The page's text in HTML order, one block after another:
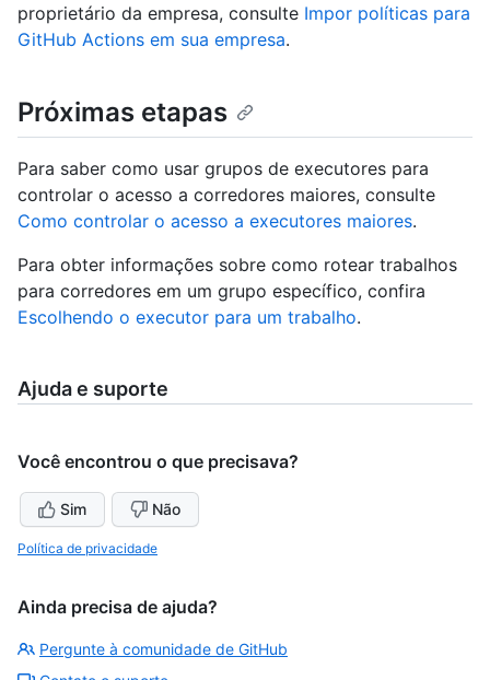
proprietário da empresa, consulte Impor políticas para
GitHub Actions em sua empresa.
Próximas etapas
Para saber como usar grupos de executores para
controlar o acesso a corredores maiores, consulte
Como controlar o acesso a executores maiores.
Para obter informações sobre como rotear trabalhos
para corredores em um grupo específico, confira
Escolhendo o executor para um trabalho.
Ajuda e suporte
Você encontrou o que precisava?
Sim Não
Política de privacidade
Ainda precisa de ajuda?
Pergunte à comunidade de GitHub